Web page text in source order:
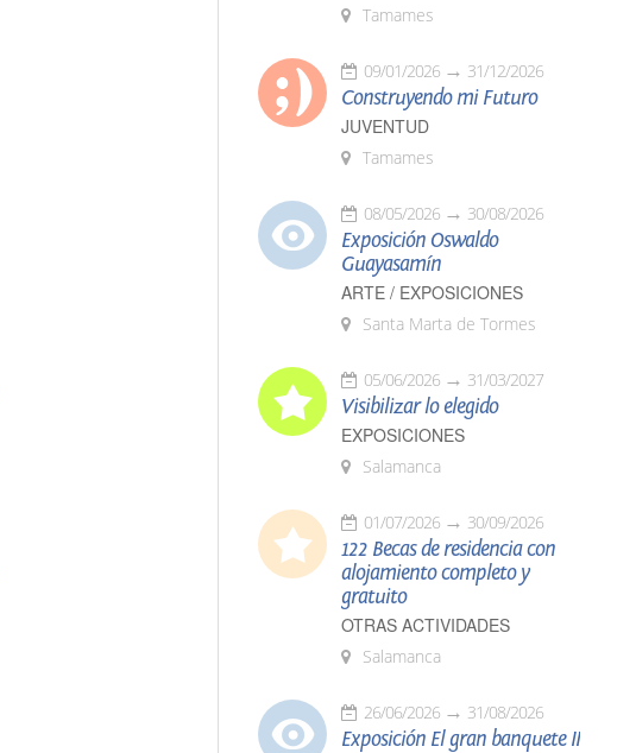
Tamames
09/01/2026 31/12/2026
Construyendo mi Futuro
JUVENTUD
Tamames
08/05/2026 30/08/2026
Exposición Oswaldo
Guayasamín
ARTE / EXPOSICIONES
Santa Marta de Tormes
05/06/2026 31/03/2027
Visibilizar lo elegido
EXPOSICIONES
Salamanca
01/07/2026 30/09/2026
122 Becas de residencia con
alojamiento completo y
gratuito
OTRAS ACTIVIDADES
Salamanca
26/06/2026 31/08/2026
Exposición El gran banquete II